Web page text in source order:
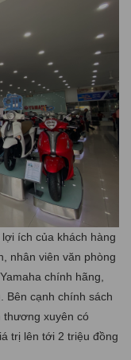
ích của khách hàng
nhân viên văn phòng
chính hãng,
Bên cạnh chính sách
thương xuyên có
trị lên tới 2 triệu đồng